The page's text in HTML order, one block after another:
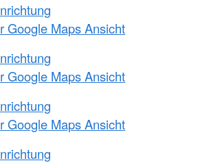
Google Maps Ansicht
Google Maps Ansicht
Google Maps Ansicht